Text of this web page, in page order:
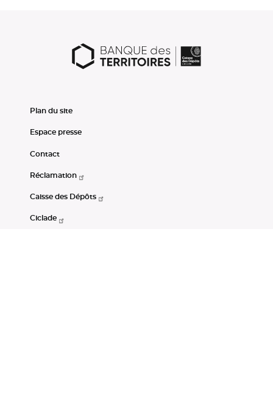
Plan du site
Espace presse
Contact
Réclamation
Caisse des Dépôts
Ciclade